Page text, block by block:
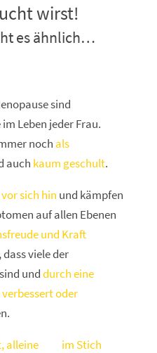
wirst!
es ähnlich…
sind
Leben jeder Frau.
noch als
auch kaum geschult.
sich hin und kämpfen
auf allen Ebenen
und Kraft
viele der
unddurch eine
oder
alleine
im Stich